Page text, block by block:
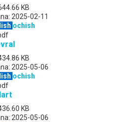
KB
2025-02-11
ochish
KB
2025-05-06
ochish
KB
2025-05-06